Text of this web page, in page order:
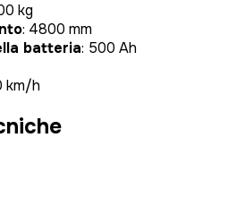
kg
: 4800 mm
batteria: 500 Ah
km/h